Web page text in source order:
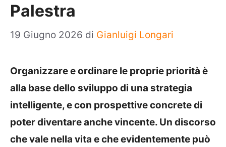
Palestra
19 Giugno 2026 di Gianluigi Longari
Organizzare e ordinare le proprie priorità è
alla base dello sviluppo di una strategia
intelligente, e con prospettive concrete di
poter diventare anche vincente. Un discorso
che vale nella vita e che evidentemente può